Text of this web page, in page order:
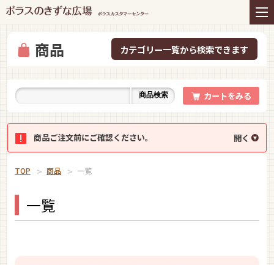
住まいの商品
インテリアコーディネー
ト
アフターサービス
プレゼント＆コミュニテ
イベント お問い合わせ
商品
商品検索 カートをみる
商品ご注文前にご確認ください。
TOP 商品 一覧
一覧